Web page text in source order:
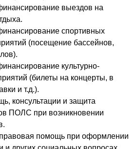
выездов на
спортивных
(посещение бассейнов,
культурно-
(билеты на концерты, в
и т.д.).
консультации и защита
ПОЛС при возникновении
правовая помощь при оформлении